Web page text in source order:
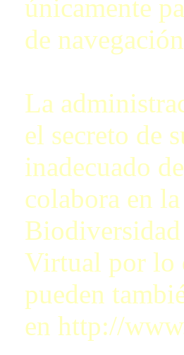
únicamente
de
La
el secreto de
inadecuado
colabora en
Virtual por lo
pueden
en http://